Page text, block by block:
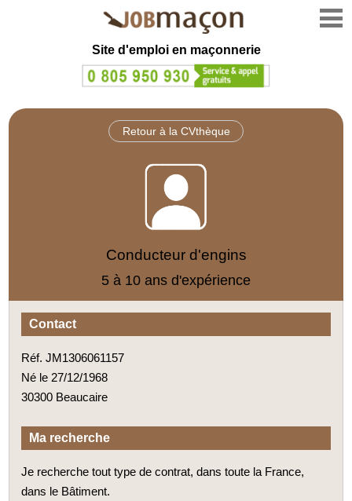
Site d'emploi en maçonnerie
Retour à la CVthèque
Conducteur d'engins
5 à 10 ans d'expérience
Contact
Réf. JM1306061157
Né le 27/12/1968
30300 Beaucaire
Ma recherche
Je recherche tout type de contrat, dans toute la France,
dans le Bâtiment.